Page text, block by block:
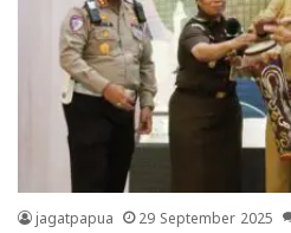
jagatpapua 29 September 2025